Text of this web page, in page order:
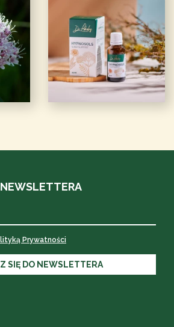
Prywatności
SIĘ DO NEWSLETTERA